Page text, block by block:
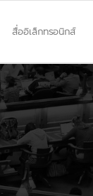
สื่ออิเล็กทรอนิกส์